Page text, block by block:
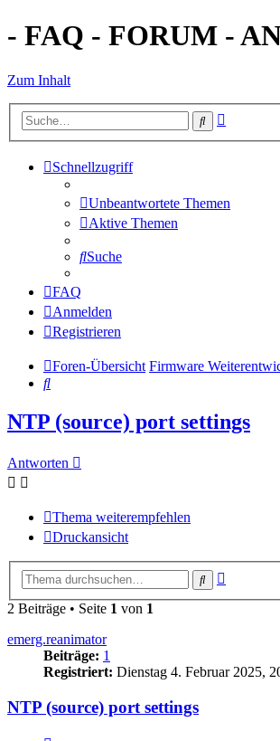
- FAQ - FORUM -
Zum Inhalt
Suche
Schnellzugriff
Unbeantwortete Themen
Aktive Themen
Suche
FAQ
Anmelden
Registrieren
Foren-Übersicht Firmware
Suche
NTP (source) port settings
Antworten
Thema weiterempfehlen
Druckansicht
Suche
2 Beiträge • Seite 1 von 1
emerg.reanimator
Beiträge: 1
Registriert: Dienstag 4. Februar 2025,
NTP (source) port settings